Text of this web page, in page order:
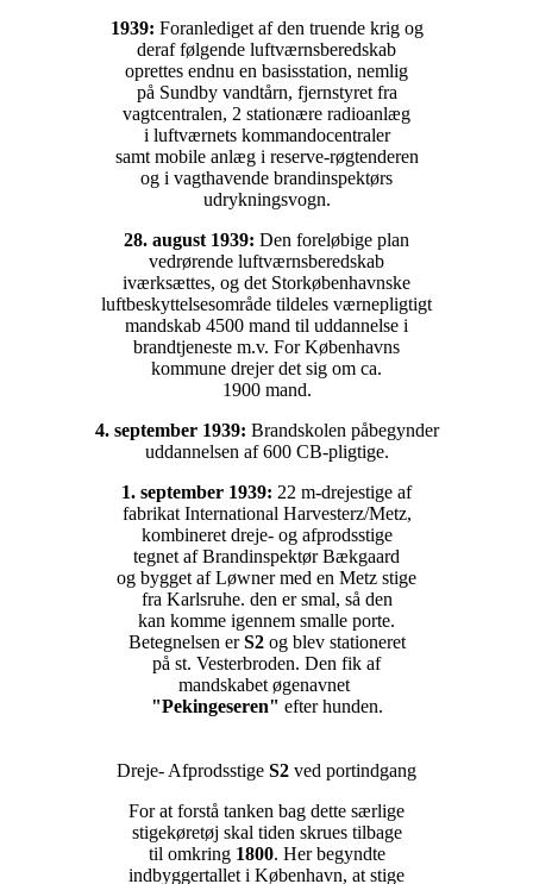
1939: Foranlediget af den truende krig og
deraf følgende luftværnsberedskab
oprettes endnu en basisstation, nemlig
på Sundby vandtårn, fjernstyret fra
vagtcentralen, 2 stationære radioanlæg
i luftværnets kommandocentraler
samt mobile anlæg i reserve-røgtenderen
og i vagthavende brandinspektørs
udrykningsvogn.
28. august 1939: Den foreløbige plan
vedrørende luftværnsberedskab
iværksættes, og det Storkøbenhavnske
luftbeskyttelsesområde tildeles værnepligtigt
mandskab 4500 mand til uddannelse i
brandtjeneste m.v. For Københavns
kommune drejer det sig om ca.
1900 mand.
4. september 1939: Brandskolen påbegynder
uddannelsen af 600 CB-pligtige.
1. september 1939: 22 m-drejestige af
fabrikat International Harvesterz/Metz,
kombineret dreje- og afprodsstige
tegnet af Brandinspektør Bækgaard
og bygget af Løwner med en Metz stige
fra Karlsruhe. den er smal, så den
kan komme igennem smalle porte.
Betegnelsen erS2og blev stationeret
på st. Vesterbroden. Den fik af
mandskabet øgenavnet
"Pekingeseren" efter hunden.
Dreje- Afprodsstige S2 ved portindgang
For at forstå tanken bag dette særlige
stigekøretøj skal tiden skrues tilbage
til omkring 1800. Her begyndte
indbyggertallet i København, at stige